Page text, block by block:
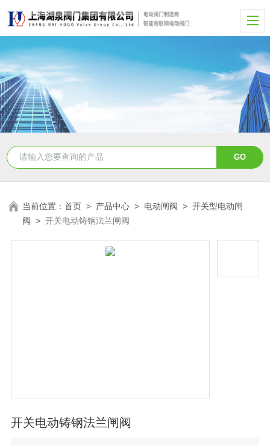
当前位置：首页 > 产品中心 > 电动闸阀 >开关型电动闸
阀 >开关电动铸钢法兰闸阀
开关电动铸钢法兰闸阀